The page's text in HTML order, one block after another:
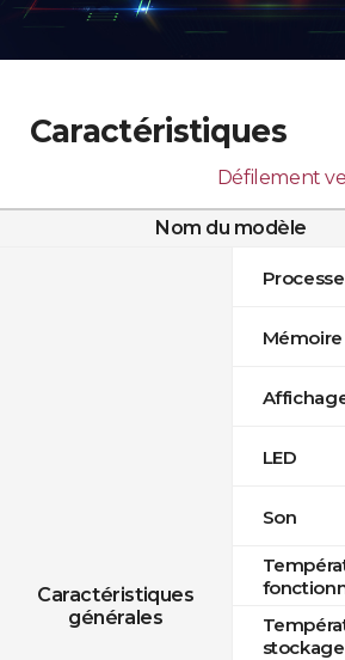
Caractéristiques
Défilement
Nom du modèle
Caractéristiques
générales
Mémoire
LED
Son
stockage